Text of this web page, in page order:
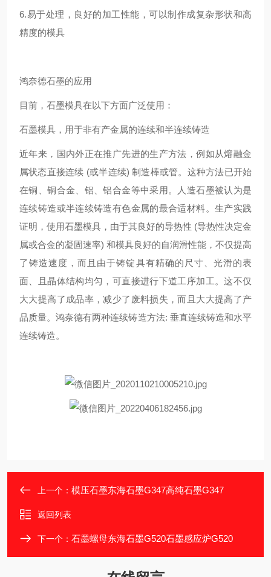
6.易于处理，良好的加工性能，可以制作成复杂形状和高
精度的模具
鸿奈德石墨的应用
目前，石墨模具在以下方面广泛使用：
石墨模具，用于非有产金属的连续和半连续铸造
近年来，国内外正在推广先进的生产方法，例如从熔融金
属状态直接连续 (或半连续) 制造棒或管。这种方法已开始
在铜、铜合金、铝、铝合金等中采用。人造石墨被认为是
连续铸造或半连续铸造有色金属的最合适材料。生产实践
证明，使用石墨模具，由于其良好的导热性 (导热性决定金
属或合金的凝固速率) 和模具良好的自润滑性能，不仅提高
了铸造速度，而且由于铸锭具有精确的尺寸、光滑的表
面、且晶体结构均匀，可直接进行下道工序加工。这不仅
大大提高了成品率，减少了废料损失，而且大大提高了产
品质量。鸿奈德有两种连续铸造方法: 垂直连续铸造和水平
连续铸造。
上一个： 模压石墨东海石墨G347高纯石墨G347
返回列表
下一个： 石墨螺母东海石墨G520石墨感应炉G520